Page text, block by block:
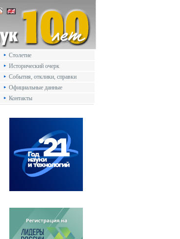
Столетие
Исторический очерк
События, отклики, справки
Официальные данные
Контакты